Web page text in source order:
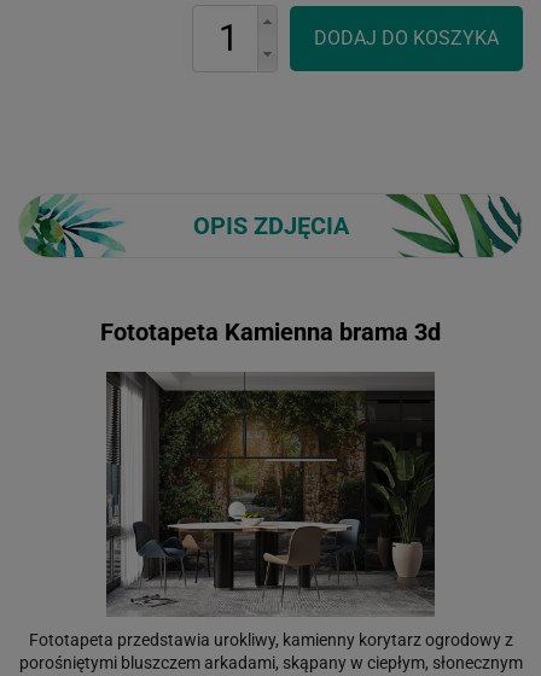
OPIS ZDJĘCIA
Fototapeta Kamienna brama 3d
Fototapeta przedstawia urokliwy, kamienny korytarz ogrodowy z
porośniętymi bluszczem arkadami, skąpany w ciepłym, słonecznym